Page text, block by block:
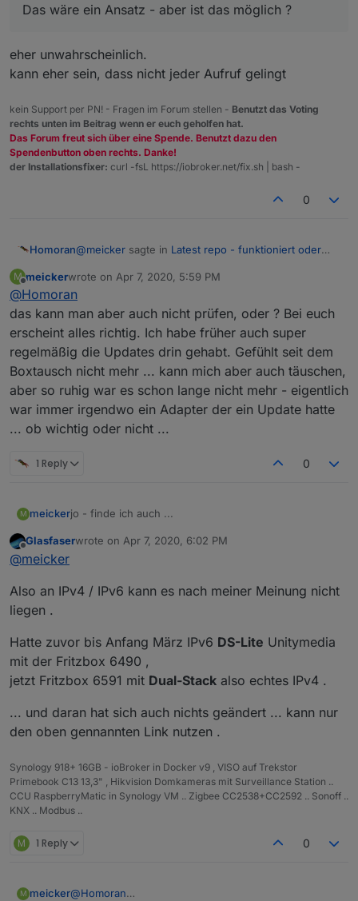
Danach Backup zurückgespielt
wäre dann meine Fritzbox 6591 Kabel. Die habe ich
etwa zu der Zeit getauscht wo mir auch das Problem
aufgefallen ist ... Zuvor hatte ich eine 6590 Kabelbox.
parallelbetrieb gesehen, ich habe nur V4
Komisch wäre aber dann das mein Browser die JSON
richtig liest, auch die, die leer beim Broker ankommt ...
Das würde ja bedeuten das die Box die JSON an
wäre ein Ansatz - aber ist das möglich ?
Das wäre ein Ansatz - aber ist das möglich ?
eher unwahrscheinlich.
kann eher sein, dass nicht jeder Aufruf gelingt
kein Support per PN! - Fragen im Forum stellen - Benutzt das Voting
rechts unten im Beitrag wenn er euch geholfen hat.
Das Forum freut sich über eine Spende. Benutzt dazu den
Spendenbutton oben rechts. Danke!
der Installationsfixer: curl -fsL https://iobroker.net/fix.sh | bash -
0
Homoran@meicker sagte in Latest repo - funktioniert oder
eher unwahrscheinlich.
kann eher sein, dass nicht jeder Aufruf gelingt
M
Offline
meickerwrote on Apr 7, 2020, 5:59 PM
last edited by
@Homoran
das kann man aber auch nicht prüfen, oder ? Bei euch
erscheint alles richtig. Ich habe früher auch super
regelmäßig die Updates drin gehabt. Gefühlt seit dem
Boxtausch nicht mehr ... kann mich aber auch täuschen,
aber so ruhig war es schon lange nicht mehr - eigentlich
war immer irgendwo ein Adapter der ein Update hatte
... ob wichtig oder nicht ...
1 Reply 0
M meickerjo - finde ich auch ...
Vielleicht hilft ja hiervon noch was weiter:
Neu aufgesetzt - ohne Image, alles über Konsole.
Ich hatte das Problem schon zuvor mit dem alten
Tinker Board. Eine weitere mögliche Fehlerquelle
wäre dann meine Fritzbox 6591 Kabel. Die habe ich
etwa zu der Zeit getauscht wo mir auch das Problem
Irgendwo hatte ich die Diskussion mit IPV4 & V6 im
parallelbetrieb gesehen, ich habe nur V4
Komisch wäre aber dann das mein Browser die JSON
richtig liest, auch die, die leer beim Broker ankommt ...
meinen Rechner durchlässt und am Broker nicht. Das
wäre ein Ansatz - aber ist das möglich ?
Offline
Glasfaserwrote on Apr 7, 2020, 6:02 PM
last edited by
@meicker
Also an IPv4 / IPv6 kann es nach meiner Meinung nicht
liegen .
Hatte zuvor bis Anfang März IPv6 DS-Lite Unitymedia
mit der Fritzbox 6490 ,
jetzt Fritzbox 6591 mit Dual-Stack also echtes IPv4 .
... und daran hat sich auch nichts geändert ... kann nur
den oben gennannten Link nutzen .
Synology 918+ 16GB - ioBroker in Docker v9 , VISO auf Trekstor
Primebook C13 13,3" , Hikvision Domkameras mit Surveillance Station ..
CCU RaspberryMatic in Synology VM .. Zigbee CC2538+CC2592 .. Sonoff ..
KNX .. Modbus ..
M 1 Reply 0
M meicker@Homoran